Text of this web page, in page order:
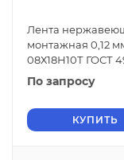
Лента
монтажная 0,12
08Х18Н10Т ГОСТ
г/к
По запросу
КУПИТЬ